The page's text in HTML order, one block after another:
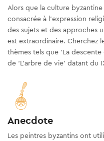
Alors que la culture
consacrée à l'expression
des sujets et des approches
est extraordinaire. Cherchez
thèmes tels que ‘La
de ‘L’arbre de vie’ datant du
Anecdote
Les peintres byzantins ont